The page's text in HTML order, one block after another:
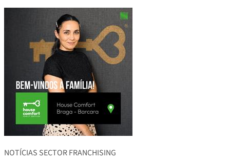
NOTÍCIAS SECTOR FRANCHISING